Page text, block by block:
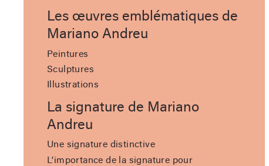
Les œuvres emblématiques de
Mariano Andreu
Peintures
Sculptures
Illustrations
La signature de Mariano
Andreu
Une signature distinctive
L'importance de la signature pour